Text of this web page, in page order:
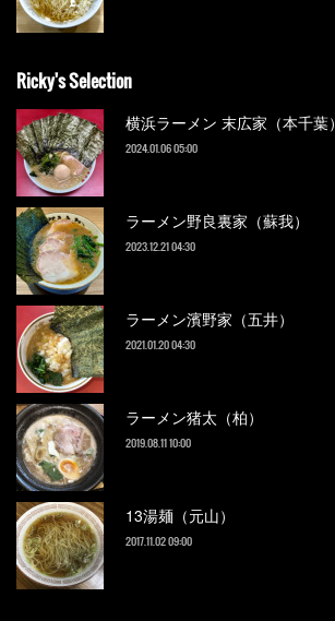
Ricky's Selection
横浜ラーメン 末広家（本千葉）
2024.01.06 05:00
ラーメン野良裏家（蘇我）
2023.12.21 04:30
ラーメン濱野家（五井）
2021.01.20 04:30
ラーメン猪太（柏）
2019.08.11 10:00
13湯麺（元山）
2017.11.02 09:00